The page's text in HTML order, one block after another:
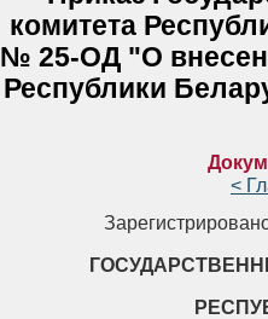
комитета
№ 25-ОД "О
Республики
<